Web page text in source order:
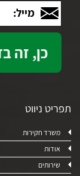
תפריט ניווט
משרד חקירות
אודות
שירותים